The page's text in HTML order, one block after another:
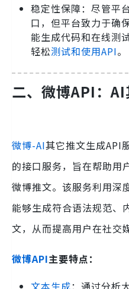
稳定性保障：尽管平
口，但平台致力于确
能生成代码和在线测
轻松测试和使用API。
二、微博API：
微博-AI其它推文生成API
的接口服务，旨在帮助用
微博推文。该服务利用深
能够生成符合语法规范、
文，从而提高用户在社交
微博API主要特点：